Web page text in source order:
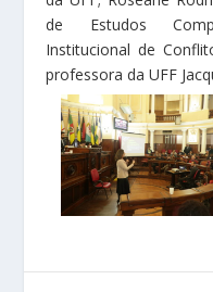
de Estudos
Institucional de
professora da UFF